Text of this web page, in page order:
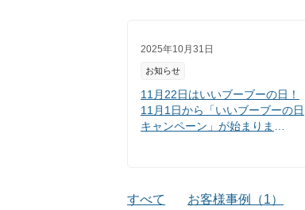
2025年10月31日
お知らせ
11月22日はいいブーブーの日！
11月1日から「いいブーブーの日
キャンペーン」が始まりま
すべて お客様事例 （1）